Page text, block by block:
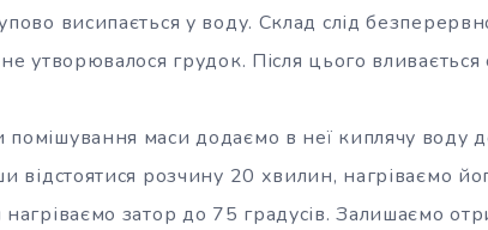
висипається у воду. Склад слід
утворювалося грудок. Після цього
маси додаємо в неї киплячу воду
відстоятися розчину 20 хвилин, нагріваємо
затор до 75 градусів. Залишаємо